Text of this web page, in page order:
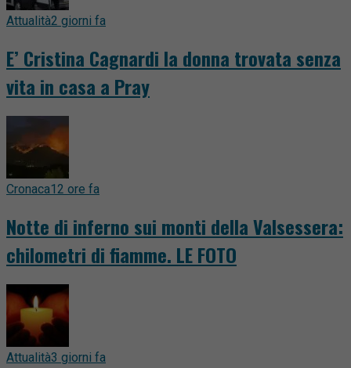
Attualità2 giorni fa
E’ Cristina Cagnardi la donna trovata senza
vita in casa a Pray
Cronaca12 ore fa
Notte di inferno sui monti della Valsessera:
chilometri di fiamme. LE FOTO
Attualità3 giorni fa